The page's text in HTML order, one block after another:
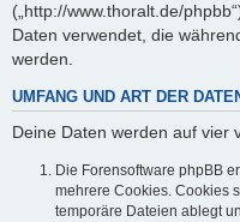
(„http://www.thoralt.de/
Daten verwendet, die
werden.
UMFANG UND ART DER
Deine Daten werden auf vier
Die Forensoftware phpBB
mehrere Cookies. Cookies
temporäre Dateien ablegt